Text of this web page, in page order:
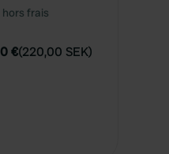
frais
€(220,00 SEK)